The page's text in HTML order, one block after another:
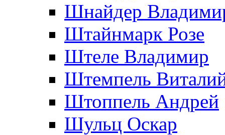
Шнайдер
Штайнмарк Розe
Штеле Владимир
Штемпель
Штоппель Андрей
Шульц Оскар